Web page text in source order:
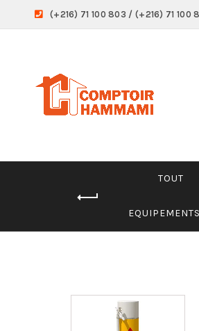
(+216) 71 100 803 / (+216) 71 100
TOUT